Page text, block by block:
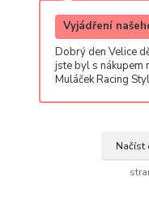
Vyjádření
Dobrý den Velice
jste byl s nákupem
Muláček Racing Styl
Načíst